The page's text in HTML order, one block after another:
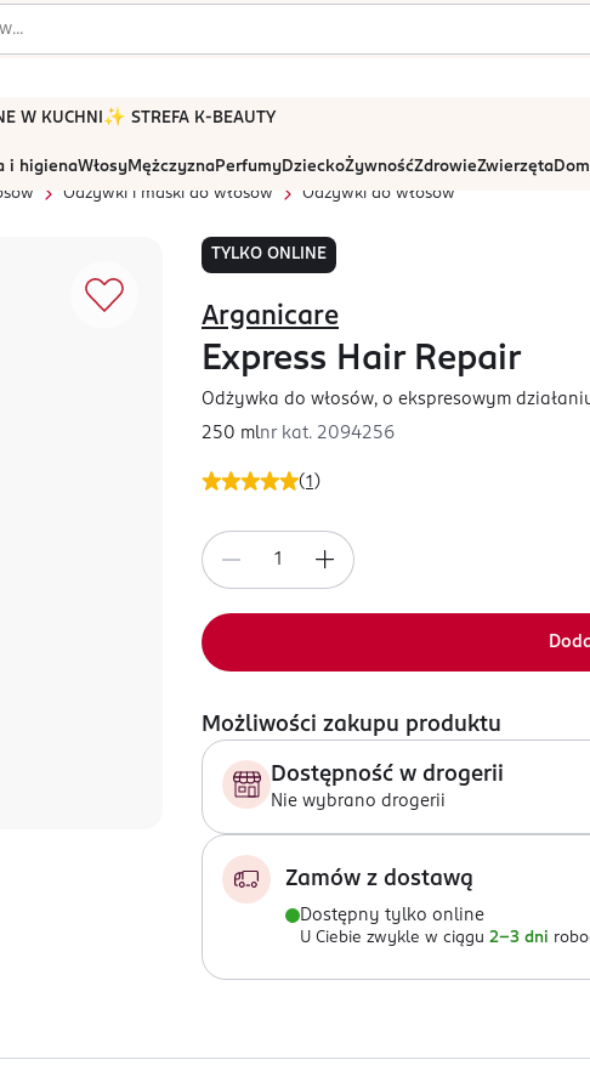
W KUCHNI ✨ STREFA K-BEAUTY
i higienaWłosyMężczyznaPerfumyDzieckoŻywnośćZdrowieZwierzęta
Odżywki i maski do włosów Odżywki do włosów
TYLKO ONLINE
(1 )
Arganicare
Express Hair Repair
Odżywka do włosów, o ekspresowym
250 mlnr kat. 2094256
Możliwości zakupu produktu
Dostępność w drogerii
Nie wybrano drogerii
Zamów z dostawą
Dostępny tylko online
U Ciebie zwykle w ciągu 2-3 dni